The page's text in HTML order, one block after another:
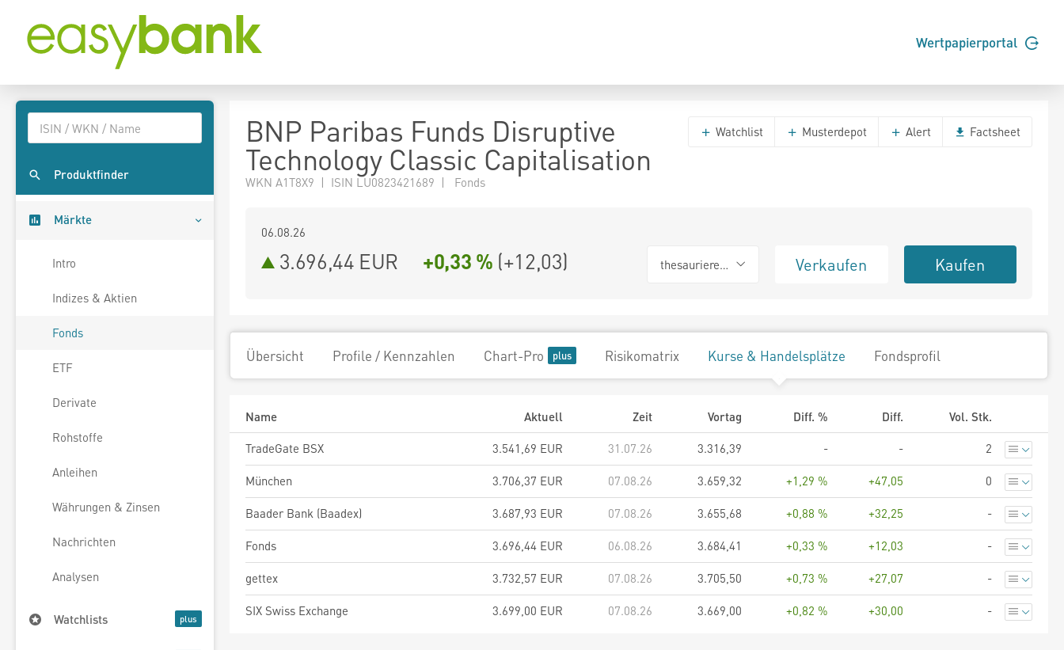
Wertpapierportal
Produktfinder
Märkte
Intro
Indizes & Aktien
Fonds
ETF
Derivate
Rohstoffe
Anleihen
Währungen & Zinsen
Nachrichten
Analysen
Watchlists
BNP Paribas Funds Disruptive
Technology Classic Capitalisation
WKN A1T8X9 | ISIN LU0823421689 | Fonds
Watchlist Musterdepot Alert Factsheet
06.08.26
3.696,44 EUR +0,33 % (+12,03) thesaurierend Verkaufen Kaufen
Übersicht Profile / Kennzahlen Chart-Pro Risikomatrix Kurse & Handelsplätze Fondsprofil
Name Aktuell Zeit Vortag Diff. % Diff.
Vol. Stk.
TradeGate BSX
3.541,69 EUR 31.07.26 3.316,39 - - 2
München 3.706,37 EUR 07.08.26 3.659,32 +1,29 % +47,05 0
Baader Bank (Baadex) 3.687,93 EUR 07.08.26 3.655,68 +0,88 % +32,25 -
Fonds 3.696,44 EUR 06.08.26 3.684,41 +0,33 % +12,03 -
gettex 3.732,57 EUR 07.08.26 3.705,50 +0,73 % +27,07 -
SIX Swiss Exchange 3.699,00 EUR 07.08.26 3.669,00 +0,82 % +30,00 -